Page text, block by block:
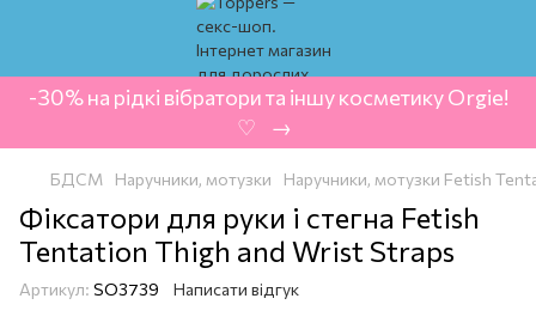
-30% на рідкі вібратори та іншу косметику Orgie!
‍ ♡ ‍ → ‍
БДСМ Наручники, мотузки Наручники, мотузки Fetish
Фіксатори для руки і стегна Fetish
Tentation Thigh and Wrist Straps
Артикул: SO3739 Написати відгук